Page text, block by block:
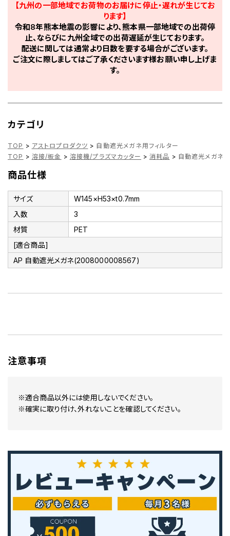
【九州の一部地域でお荷物のお届けに停止・遅れが生じてお
ります】
令和8年熊本地震の影響により、熊本県一部地域での出荷停
止、ならびに九州全域での出荷遅延が生じております。
配送に関しては通常より日数を要する場合がございます。
ご注文に際しましてはご了承くださいます様お願い申し上げま
す。
カテゴリ
TOP > アストロプロダクツ > 自動遮光メガネ用フィルター
TOP > 溶接/板金 > 溶接機/プラズマカッター > 消耗品 > 自動遮光メガネ
商品仕様
サイズ
W145×H53×t0.7mm
入数
3
材質
PET
[適合商品]
AP 自動遮光メガネ(2008000008567)
注意事項
※適合商品以外には使用しないでください。
※確実に取り付け、外れないことを確認してください。